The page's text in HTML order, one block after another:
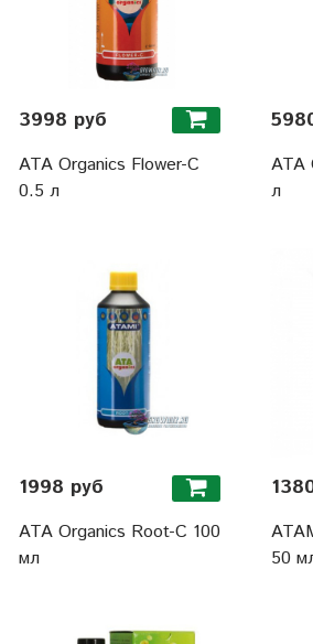
3998 руб
ATA Organics Flower-C
0.5 л
ATA
л
1998 руб
ATA Organics Root-C 100
мл
50